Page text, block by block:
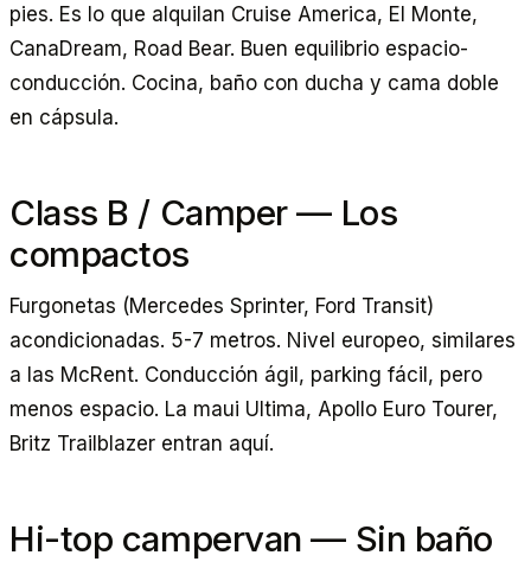
pies. Es lo que alquilan Cruise America, El Monte,
CanaDream, Road Bear. Buen equilibrio espacio-
conducción. Cocina, baño con ducha y cama doble
en cápsula.
Class B / Camper — Los
compactos
Furgonetas (Mercedes Sprinter, Ford Transit)
acondicionadas. 5-7 metros. Nivel europeo, similares
a las McRent. Conducción ágil, parking fácil, pero
menos espacio. La maui Ultima, Apollo Euro Tourer,
Britz Trailblazer entran aquí.
Hi-top campervan — Sin baño